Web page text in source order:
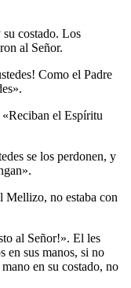
su costado. Los
al Señor.
Como el Padre
el Espíritu
se los perdonen, y
Mellizo, no estaba con
al Señor!». El les
en sus manos, si no
en su costado, no